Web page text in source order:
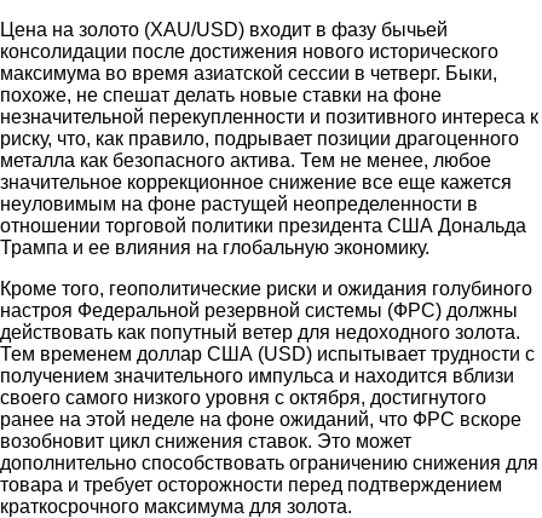
Цена на золото (XAU/USD) входит в фазу бычьей
консолидации после достижения нового исторического
максимума во время азиатской сессии в четверг. Быки,
похоже, не спешат делать новые ставки на фоне
незначительной перекупленности и позитивного интереса к
риску, что, как правило, подрывает позиции драгоценного
металла как безопасного актива. Тем не менее, любое
значительное коррекционное снижение все еще кажется
неуловимым на фоне растущей неопределенности в
отношении торговой политики президента США Дональда
Трампа и ее влияния на глобальную экономику.
Кроме того, геополитические риски и ожидания голубиного
настроя Федеральной резервной системы (ФРС) должны
действовать как попутный ветер для недоходного золота.
Тем временем доллар США (USD) испытывает трудности с
получением значительного импульса и находится вблизи
своего самого низкого уровня с октября, достигнутого
ранее на этой неделе на фоне ожиданий, что ФРС вскоре
возобновит цикл снижения ставок. Это может
дополнительно способствовать ограничению снижения для
товара и требует осторожности перед подтверждением
краткосрочного максимума для золота.